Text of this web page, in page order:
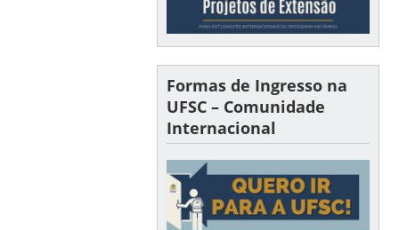
Formas de Ingresso na
UFSC – Comunidade
Internacional